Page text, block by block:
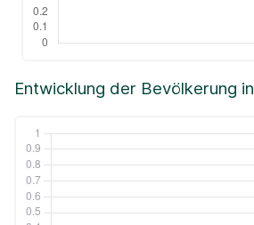
Entwicklung der Bevölkerung in